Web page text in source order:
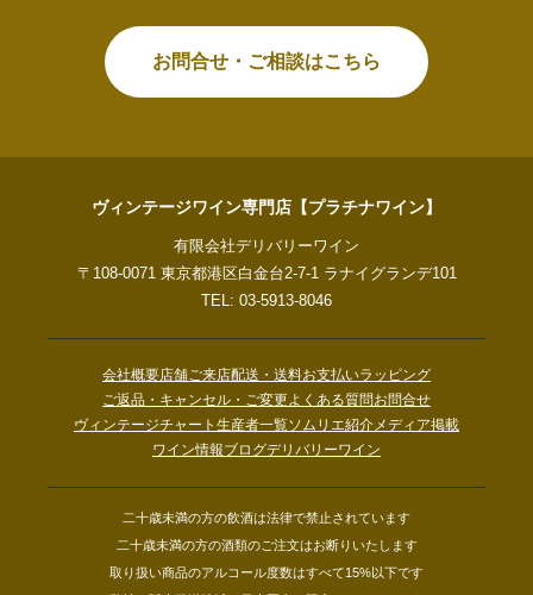
お問合せ・ご相談はこちら
ヴィンテージワイン専門店【プラチナワイン】
有限会社デリバリーワイン
〒108-0071 東京都港区白金台2-7-1 ラナイグランデ101
TEL: 03-5913-8046
会社概要店舗ご来店配送・送料お支払いラッピング
ご返品・キャンセル・ご変更よくある質問お問合せ
ヴィンテージチャート 生産者一覧ソムリエ紹介メディア掲載
ワイン情報ブログデリバリーワイン
二十歳未満の方の飲酒は法律で禁止されています
二十歳未満の方の酒類のご注文はお断りいたします
取り扱い商品のアルコール度数はすべて15%以下です